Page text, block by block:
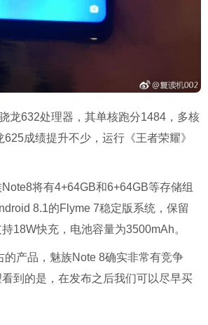
龙632处理器，其单核跑分1484，多核
成绩提升不少，运行《王者荣耀》
将有4+64GB和6+64GB等存储组
8.1的Flyme 7稳定版系统，保留
18W快充，电池容量为3500mAh。
的产品，魅族Note 8确实非常有竞争
到的是，在发布之后我们可以尽早买